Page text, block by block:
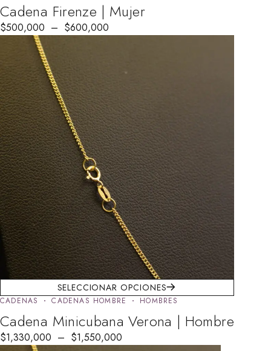
Cadena Firenze | Mujer
$500,000 – $600,000
SELECCIONAR OPCIONES
CADENAS CADENAS HOMBRE HOMBRES
Cadena Minicubana Verona | Hombre
$1,330,000 – $1,550,000